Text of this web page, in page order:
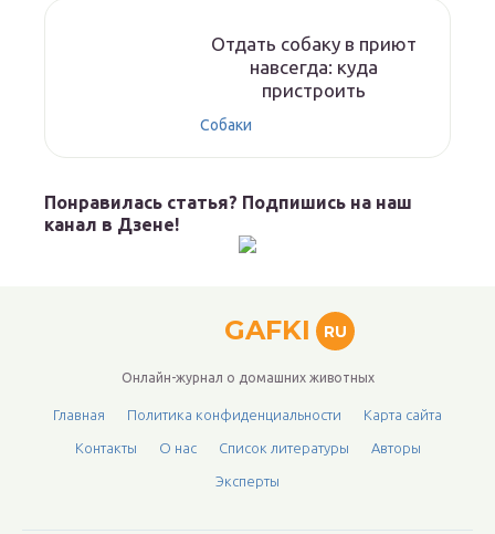
Отдать собаку в приют
навсегда: куда
пристроить
Собаки
Понравилась статья? Подпишись на наш
канал в Дзене!
GAFKI RU
Онлайн-журнал о домашних животных
Главная Политика конфиденциальности Карта сайта
Контакты О нас Список литературы Авторы
Эксперты